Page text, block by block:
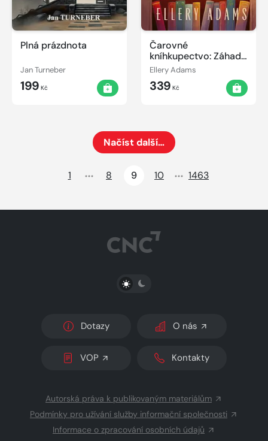
Plná prázdnota
Jan Turneber
199 Kč
Čarovné
kníhkupectvo: Záhada
zašepkaného slova
Ellery Adams
339 Kč
Načíst další…
1
8 9 10 1463
PŘEPNOUT SVĚTLÝ/TMAVÝ REŽIM
Dotazy O nás
VOP Kontakty
Autorská práva k publikovaným materiálům
Podmínky pro užívání služby informační společnosti
Informace o zpracování osobních údajů